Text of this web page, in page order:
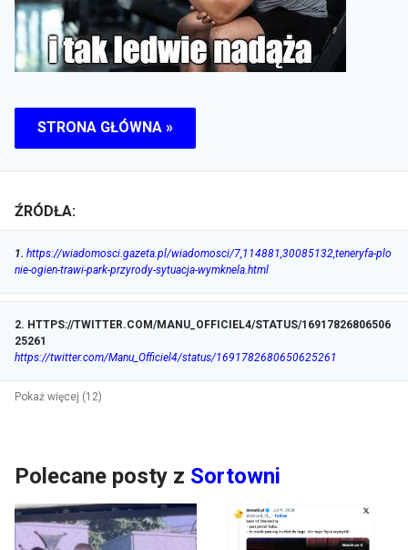
STRONA GŁÓWNA »
ŹRÓDŁA:
1. https://wiadomosci.gazeta.pl/wiadomosci/7,114881,30085132,teneryfa-plo
nie-ogien-trawi-park-przyrody-sytuacja-wymknela.html
2. HTTPS://TWITTER.COM/MANU_OFFICIEL4/STATUS/16917826806506
25261
https://twitter.com/Manu_Officiel4/status/1691782680650625261
Pokaż więcej (12)
Polecane posty z Sortowni